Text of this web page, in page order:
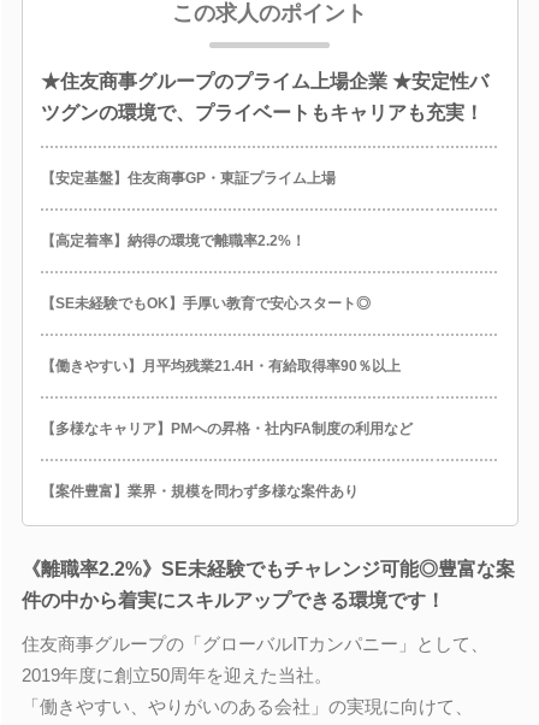
この求人のポイント
★住友商事グループのプライム上場企業 ★安定性バ
ツグンの環境で、プライベートもキャリアも充実！
【安定基盤】住友商事GP・東証プライム上場
【高定着率】納得の環境で離職率2.2%！
【SE未経験でもOK】手厚い教育で安心スタート◎
【働きやすい】月平均残業21.4H・有給取得率90％以上
【多様なキャリア】PMへの昇格・社内FA制度の利用など
【案件豊富】業界・規模を問わず多様な案件あり
《離職率2.2%》SE未経験でもチャレンジ可能◎豊富な案
件の中から着実にスキルアップできる環境です！
住友商事グループの「グローバルITカンパニー」として、
2019年度に創立50周年を迎えた当社。
「働きやすい、やりがいのある会社」の実現に向けて、